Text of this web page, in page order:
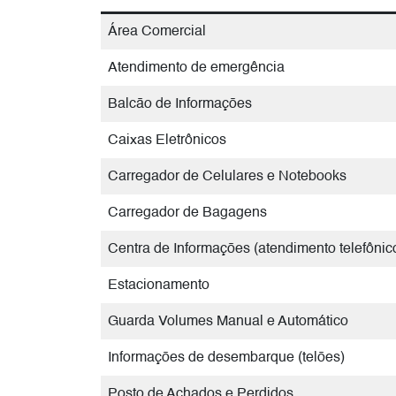
Área Comercial
Atendimento de emergência
Balcão de Informações
Caixas Eletrônicos
Carregador de Celulares e Notebooks
Carregador de Bagagens
Centra de Informações (atendimento
Estacionamento
Guarda Volumes Manual e Automático
Informações de desembarque (telões)